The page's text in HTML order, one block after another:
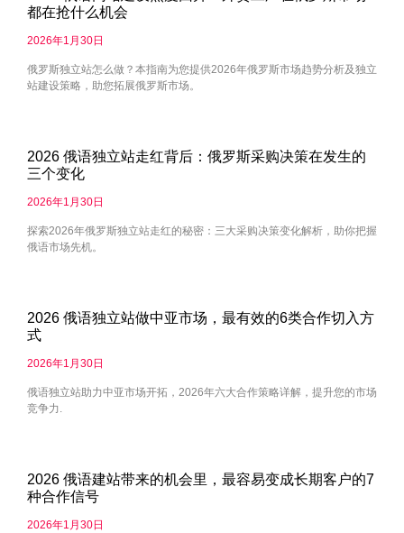
都在抢什么机会
2026年1月30日
俄罗斯独立站怎么做？本指南为您提供2026年俄罗斯市场趋势分析及独立
站建设策略，助您拓展俄罗斯市场。
2026 俄语独立站走红背后：俄罗斯采购决策在发生的
三个变化
2026年1月30日
探索2026年俄罗斯独立站走红的秘密：三大采购决策变化解析，助你把握
俄语市场先机。
2026 俄语独立站做中亚市场，最有效的6类合作切入方
式
2026年1月30日
俄语独立站助力中亚市场开拓，2026年六大合作策略详解，提升您的市场
竞争力.
2026 俄语建站带来的机会里，最容易变成长期客户的7
种合作信号
2026年1月30日